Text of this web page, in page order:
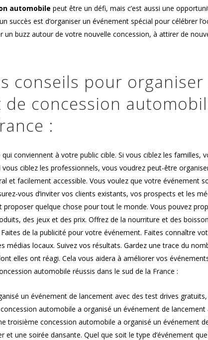
automobile peut être un défi, mais c’est aussi une
succès est d’organiser un événement spécial pour célébrer
un buzz autour de votre nouvelle concession, à attirer de
conseils pour
de concession
:
conviennent à votre public cible. Si vous ciblez les familles,
ciblez les professionnels, vous voudrez peut-être
et facilement accessible. Vous voulez que votre événement
vous d’inviter vos clients existants, vos prospects et les
proposer quelque chose pour tout le monde. Vous pouvez
des jeux et des prix. Offrez de la nourriture et des
de la publicité pour votre événement. Faites connaître
médias locaux. Suivez vos résultats. Gardez une trace du
elles ont réagi. Cela vous aidera à améliorer vos
automobile réussis dans le sud de la France :
un événement de lancement avec des test drives
automobile a organisé un événement de
troisième concession automobile a organisé un événement
une soirée dansante. Quel que soit le type d’événement